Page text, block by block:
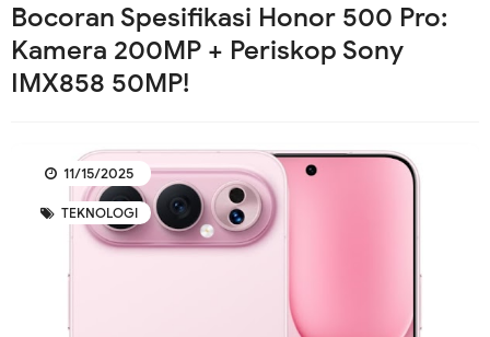
Bocoran Spesifikasi Honor 500 Pro:
Kamera 200MP + Periskop Sony
IMX858 50MP!
TEKNOLOGI
11/15/2025